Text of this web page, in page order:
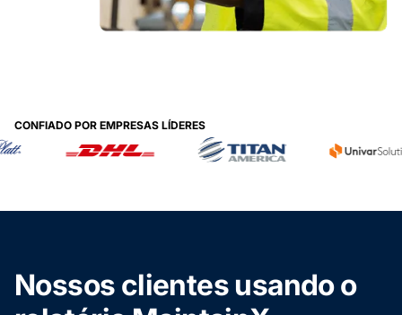
CONFIADO POR EMPRESAS LÍDERES
Nossos clientes usando o